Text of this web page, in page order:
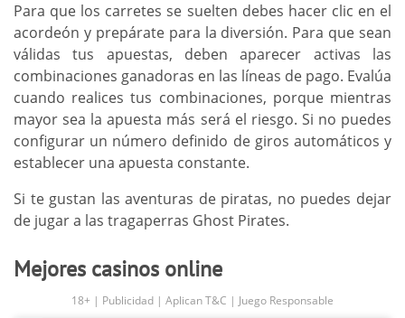
Para que los carretes se suelten debes hacer clic en el
acordeón y prepárate para la diversión. Para que sean
válidas tus apuestas, deben aparecer activas las
combinaciones ganadoras en las líneas de pago. Evalúa
cuando realices tus combinaciones, porque mientras
mayor sea la apuesta más será el riesgo. Si no puedes
configurar un número definido de giros automáticos y
establecer una apuesta constante.
Si te gustan las aventuras de piratas, no puedes dejar
de jugar a las tragaperras Ghost Pirates.
Mejores casinos online
18+ | Publicidad | Aplican T&C | Juego Responsable